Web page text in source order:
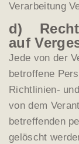
Verarbeitung
d) Recht
auf
Jede von der
betroffene
Richtlinien-
von dem
betreffenden
gelöscht